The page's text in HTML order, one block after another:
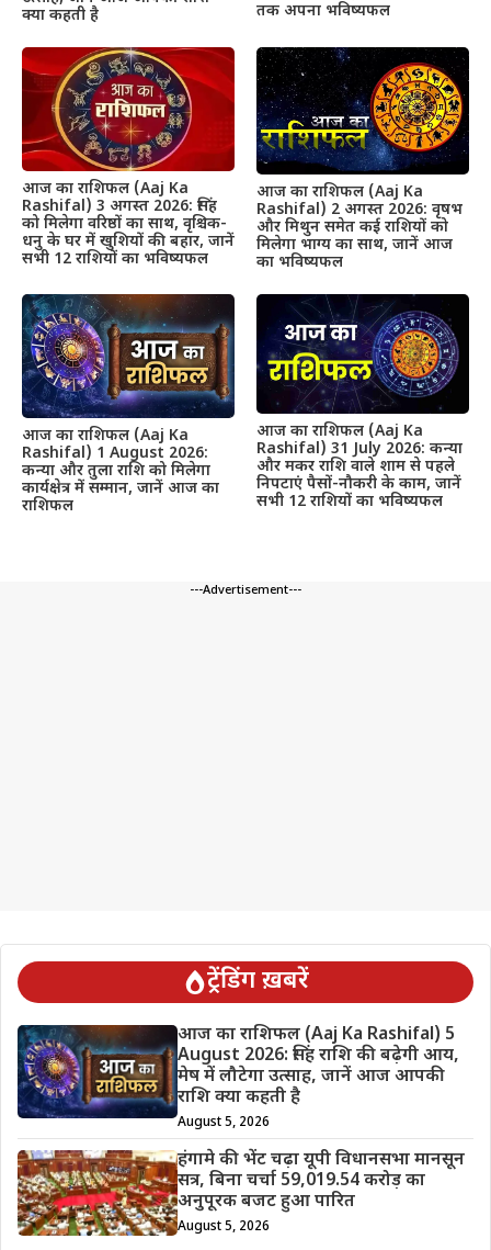
क्या कहती है
तक अपना भविष्यफल
आज का राशिफल (Aaj Ka
Rashifal) 3 अगस्त 2026: सिंह
को मिलेगा वरिष्ठों का साथ, वृश्चिक-
धनु के घर में खुशियों की बहार, जानें
सभी 12 राशियों का भविष्यफल
आज का राशिफल (Aaj Ka
Rashifal) 2 अगस्त 2026: वृषभ
और मिथुन समेत कई राशियों को
मिलेगा भाग्य का साथ, जानें आज
का भविष्यफल
आज का राशिफल (Aaj Ka
Rashifal) 1 August 2026:
कन्या और तुला राशि को मिलेगा
कार्यक्षेत्र में सम्मान, जानें आज का
राशिफल
आज का राशिफल (Aaj Ka
Rashifal) 31 July 2026: कन्या
और मकर राशि वाले शाम से पहले
निपटाएं पैसों-नौकरी के काम, जानें
सभी 12 राशियों का भविष्यफल
---Advertisement---
ट्रेंडिंग ख़बरें
आज का राशिफल (Aaj Ka Rashifal) 5
August 2026: सिंह राशि की बढ़ेगी आय,
मेष में लौटेगा उत्साह, जानें आज आपकी
राशि क्या कहती है
August 5, 2026
हंगामे की भेंट चढ़ा यूपी विधानसभा मानसून
सत्र, बिना चर्चा 59,019.54 करोड़ का
अनुपूरक बजट हुआ पारित
August 5, 2026